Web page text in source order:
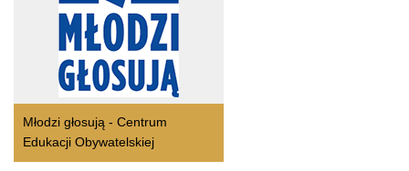
Młodzi głosują - Centrum
Edukacji Obywatelskiej